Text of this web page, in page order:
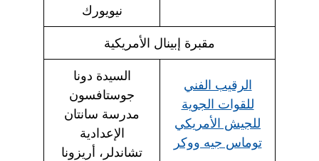
نيويورك
مقبرة إبينال الأمريكية
الرقيب الفني
للقوات الجوية
للجيش الأمريكي
توماس جيه ووكر
السيدة دونا
جوستافسون
مدرسة سانتان
الإعدادية
تشاندلر، أريزونا